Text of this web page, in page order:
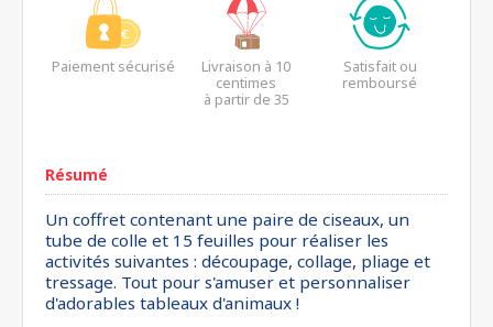
Paiement sécurisé
Livraison à 10
centimes
à partir de 35
Satisfait ou
remboursé
Résumé
Un coffret contenant une paire de ciseaux, un
tube de colle et 15 feuilles pour réaliser les
activités suivantes : découpage, collage, pliage et
tressage. Tout pour s'amuser et personnaliser
d'adorables tableaux d'animaux !